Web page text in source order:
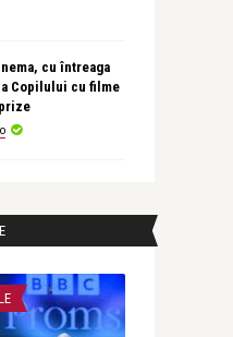
cu întreaga
Copilului cu filme